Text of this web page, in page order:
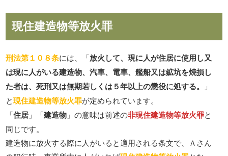
現住建造物等放火罪
刑法第１０８条には、「放火して、現に人が住居に使用し又
は現に人がいる建造物、汽車、電車、艦船又は鉱坑を焼損し
た者は、死刑又は無期若しくは５年以上の懲役に処する。
」
と現住建造物等放火罪が定められています。
「住居 」「建造物 」の意味は前述の非現住建造物等放火罪と
同じです。
建造物に放火する際に人がいると適用される条文で、Ａさん